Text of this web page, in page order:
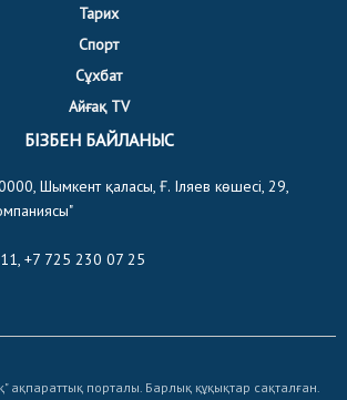
Тарих
Спорт
Сұхбат
Айғақ TV
БІЗБЕН БАЙЛАНЫС
Шымкент қаласы, Ғ. Іляев көшесі, 29,
+7 725 230 07 25
ақпараттық порталы. Барлық құқықтар сақталған.